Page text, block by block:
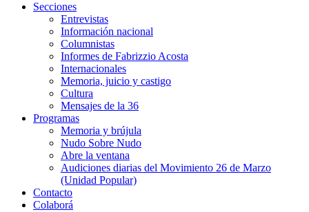
Secciones
Entrevistas
Información nacional
Columnistas
Informes de Fabrizzio Acosta
Internacionales
Memoria, juicio y castigo
Cultura
Mensajes de la 36
Programas
Memoria y brújula
Nudo Sobre Nudo
Abre la ventana
Audiciones diarias del Movimiento 26 de Marzo
(Unidad Popular)
Contacto
Colaborá